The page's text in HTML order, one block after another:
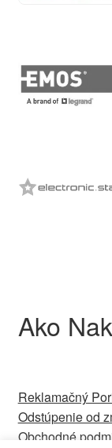
Ako
Reklamačný
Odstúpenie od
Obchodné